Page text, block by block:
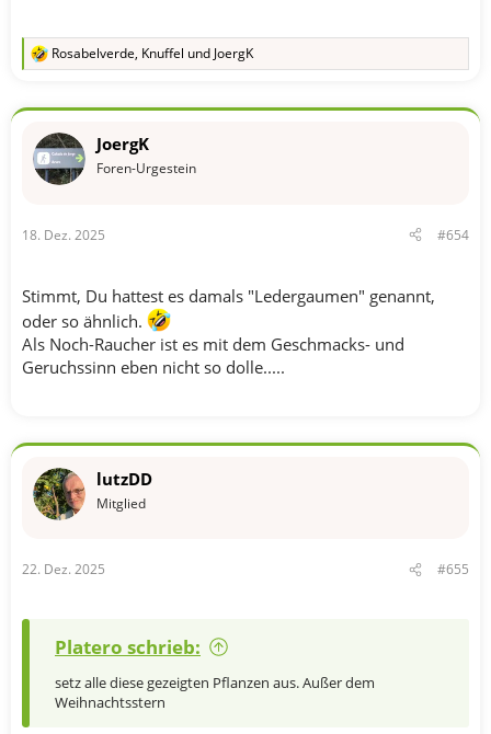
R
k
o
:
Rosabelverde, Knuffel und JoergK
JoergK
Foren-Urgestein
18. Dez. 2025 #654
Stimmt, Du hattest es damals "Ledergaumen" genannt,
oder so ähnlich.
Als Noch-Raucher ist es mit dem Geschmacks- und
Geruchssinn eben nicht so dolle.....
lutzDD
Mitglied
22. Dez. 2025 #655
Platero schrieb:
setz alle diese gezeigten Pflanzen aus. Außer dem
Weihnachtsstern